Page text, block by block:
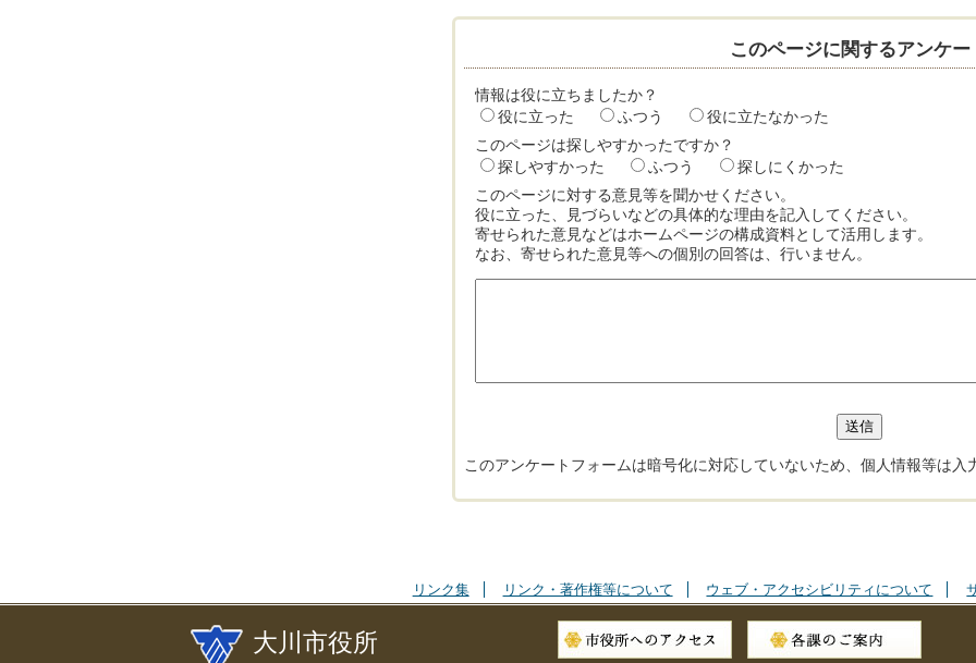
このページに関するアンケー
情報は役に立ちましたか？
役に立った
ふつう
役に立たなかった
このページは探しやすかったですか？
探しやすかった
ふつう
探しにくかった
このページに対する意見等を聞かせください。
役に立った、見づらいなどの具体的な理由を記入してください。
寄せられた意見などはホームページの構成資料として活用します。
なお、寄せられた意見等への個別の回答は、行いません。
このアンケートフォームは暗号化に対応していないため、個人情報等は入
リンク集 リンク・著作権等について ウェブ・アクセシビリティについて
大川市役所